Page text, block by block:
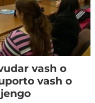
vash o
vash o